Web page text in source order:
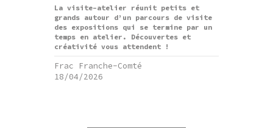
La visite-atelier réunit petits et
grands autour d’un parcours de visite
des expositions qui se termine par un
temps en atelier. Découvertes et
créativité vous attendent !
Frac Franche-Comté
18/04/2026